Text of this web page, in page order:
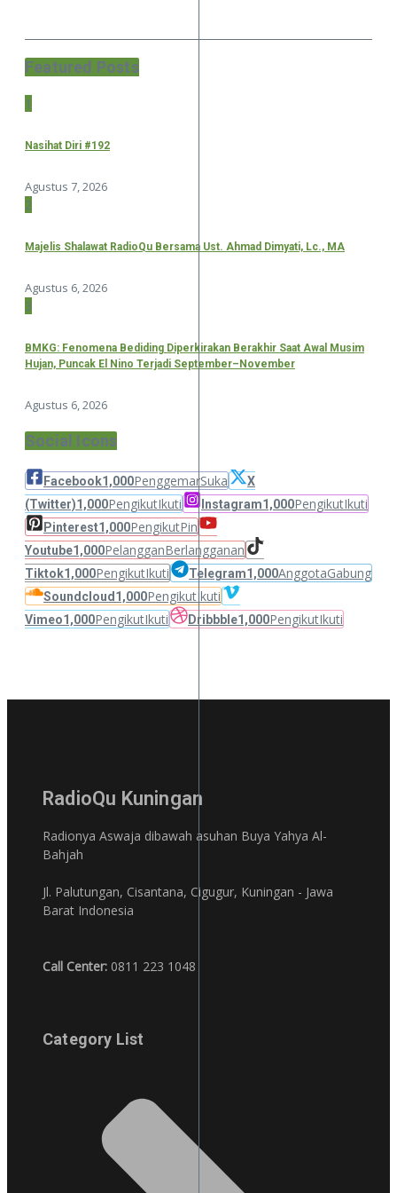
Featured Posts
1
Nasihat Diri #192
Agustus 7, 2026
2
Majelis Shalawat RadioQu Bersama Ust. Ahmad Dimyati, Lc., MA
Agustus 6, 2026
3
BMKG: Fenomena Bediding Diperkirakan Berakhir Saat Awal Musim
Hujan, Puncak El Nino Terjadi September–November
Agustus 6, 2026
Social Icons
Facebook1,000PenggemarSuka
X
(Twitter)1,000PengikutIkuti Instagram1,000PengikutIkuti
Pinterest1,000PengikutPin
Youtube1,000PelangganBerlangganan
Tiktok1,000PengikutIkuti Telegram1,000AnggotaGabung
Soundcloud 1,000PengikutIkuti
Vimeo1,000PengikutIkuti Dribbble1,000PengikutIkuti
RadioQu Kuningan
Radionya Aswaja dibawah asuhan Buya Yahya Al-
Bahjah
Jl. Palutungan, Cisantana, Cigugur, Kuningan - Jawa
Barat Indonesia
Call Center: 0811 223 1048
Category List